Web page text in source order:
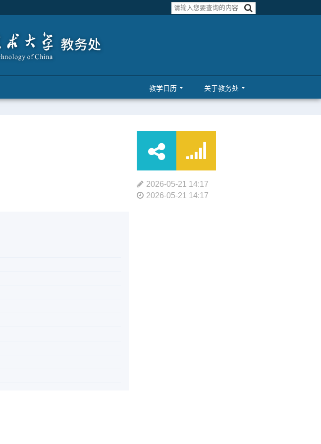
教学日历 关于教务处
2026-05-21 14:17
2026-05-21 14:17